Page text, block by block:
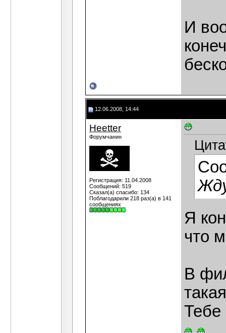
И
12.06.2008, 14:44
Heetter
Форумчанин
Регистрация: 11.04.2008
Сообщений: 519
Сказал(а) спасибо: 134
Поблагодарили 218 раз(а) в 141
сообщениях
Я
что
В
Тебе